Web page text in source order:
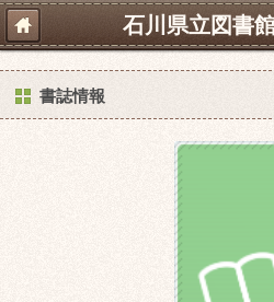
石川県立図書
書誌情報